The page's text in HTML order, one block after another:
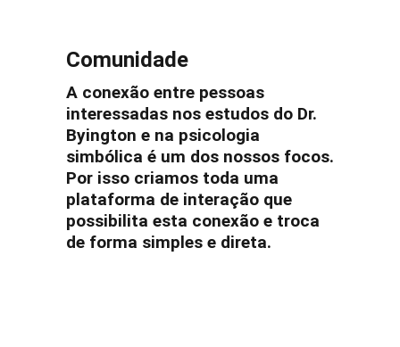
Comunidade
A conexão entre pessoas
interessadas nos estudos do Dr.
Byington e na psicologia
simbólica é um dos nossos focos.
Por isso criamos toda uma
plataforma de interação que
possibilita esta conexão e troca
de forma simples e direta.